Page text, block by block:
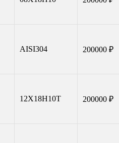
AISI304 200000 ₽
12Х18Н10Т 200000 ₽